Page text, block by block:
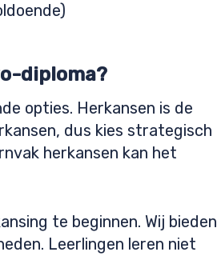
diploma?
opties. Herkansen is de
dus kies strategisch
herkansen kan het
te beginnen. Wij bieden
Leerlingen leren niet